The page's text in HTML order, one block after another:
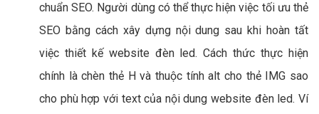
chuẩn SEO. Người dùng có thể thực hiện việc tối ưu thẻ
SEO bằng cách xây dựng nội dung sau khi hoàn tất
việc thiết kế website đèn led. Cách thức thực hiện
chính là chèn thẻ H và thuộc tính alt cho thẻ IMG sao
cho phù hợp với text của nội dung website đèn led. Ví